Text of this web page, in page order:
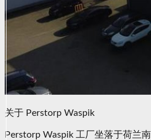
关于 Perstorp Waspik
Perstorp Waspik 工厂坐落于荷兰